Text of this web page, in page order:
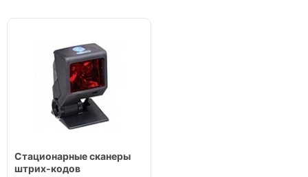
Стационарные сканеры
штрих-кодов